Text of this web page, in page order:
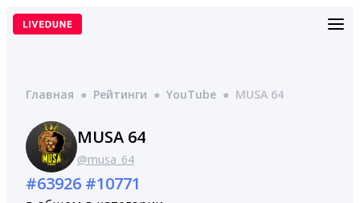
Перейти
Главная ● Рейтинги ● YouTube ● MUSA 64
MUSA 64
@musa_64
#63926 #10771